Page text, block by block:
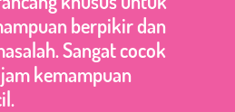
berpikir dan
Sangat cocok
kemampuan